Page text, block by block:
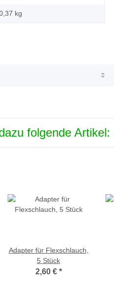
kg
folgende Artikel:
Adapter für Flexschlauch,
5 Stück
2,60 € *